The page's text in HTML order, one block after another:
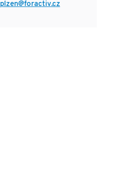
plzen@foractiv.cz